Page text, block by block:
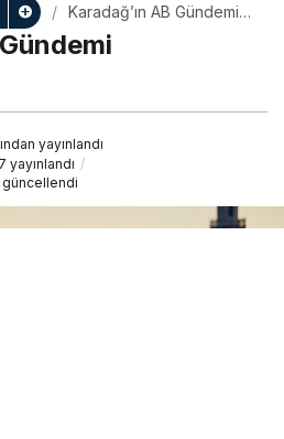
Karadağ’ın AB Gündemi
Yoğunlaşıyor
yayınlandı
yayınlandı
güncellendi